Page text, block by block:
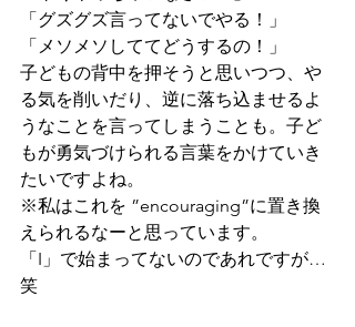
「グズグズ言ってないでやる！」
「メソメソしててどうするの！」
子どもの背中を押そうと思いつつ、や
る気を削いだり、逆に落ち込ませるよ
うなことを言ってしまうことも。子ど
もが勇気づけられる言葉をかけていき
たいですよね。
※私はこれを ”encouraging”に置き換
えられるなーと思っています。
「I」で始まってないのであれですが…
笑